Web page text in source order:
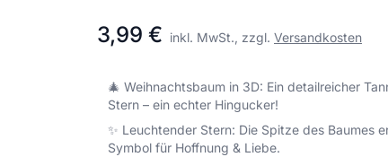
3,99 € inkl. MwSt., zzgl. Versandkosten
🎄 Weihnachtsbaum in 3D: Ein detailreicher
Stern – ein echter Hingucker!
✨ Leuchtender Stern: Die Spitze des Baumes
Symbol für Hoffnung & Liebe.